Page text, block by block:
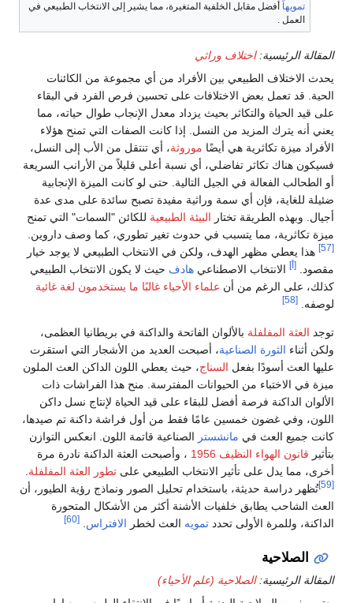
تمويهاً أفضل مقابل الخلفية المتغيرة، مما يشير إلى الانتخاب الطبيعي في
العمل .
المقالة الرئيسية:اختلاف وراثي
يحدث الاختلاف الطبيعي بين الأفراد من أي مجموعة من الكائنات
الحية. قد تعمل بعض الاختلافات على تحسين فرص الفرد في البقاء
على قيد الحياة والتكاثر بحيث يزداد معدل الإنجاب طوال حياته، مما
يعني أنه يترك المزيد من النسل. إذا كانت الصفات التي تمنح هؤلاء
الأفراد ميزة تكاثرية هي أيضًا موروثة، أي تنتقل من الأب إلى النسل،
فسيكون هناك تكاثر تفاضلي، أي نسبة أعلى قليلاً من الأرانب السريعة
أو الطحالب الفعالة في الجيل التالية. حتى لو كانت الميزة الإنجابية
ضئيلة للغاية، فإن أي سمة وراثية مفيدة تصبح سائدة على مدى عدة
أجيال. وبهذه الطريقة تختار البيئة الطبيعية للكائن "السمات" التي تمنح
ميزة تكاثرية، مما يتسبب في حدوث تغير تطوري، كما وصف داروين.
[57]
هذا يعطي مظهر الهدف، ولكن في الانتخاب الطبيعي لا يوجد خيار
مقصود. [أ] الانتخاب الاصطناعي هادف حيث لا يكون الانتخاب الطبيعي
كذلك، على الرغم من أن علماء الأحياء غالبًا ما يستخدمون لغة غائية
لوصفه. [58]
توجد العثة المفلفلة بالألوان الفاتحة والداكنة في بريطانيا العظمى،
ولكن أثناء الثورة الصناعية، أصبحت العديد من الأشجار التي استقرت
عليها العث أسودًا بفعل السناج، حيث يعطي اللون الداكن العث الملون
ميزة في الاختباء من الحيوانات المفترسة. منح هذا الفراشات ذات
الألوان الداكنة فرصة أفضل للبقاء على قيد الحياة لإنتاج نسل داكن
اللون، وفي غضون خمسين عامًا فقط من أول فراشة داكنة تم صيدها،
كانت جميع العث في مانشستر الصناعية قاتمة اللون. انعكس التوازن
بتأثير قانون الهواء النظيف 1956
، وأصبحت العثة الداكنة نادرة مرة
أخرى، مما يدل على تأثير الانتخاب الطبيعي على تطور العثة المفلفلة.
[59]
تُظهر دراسة حديثة، باستخدام تحليل الصور ونماذج رؤية الطيور، أن
العث الشاحب يطابق خلفيات الأشنة أكثر من الأشكال المتحورة
الداكنة، وللمرة الأولى تحدد تمويه العث لخطر الافتراس.
[60]
الصلاحية
المقالة الرئيسية:الصلاحية (علم الأحياء)